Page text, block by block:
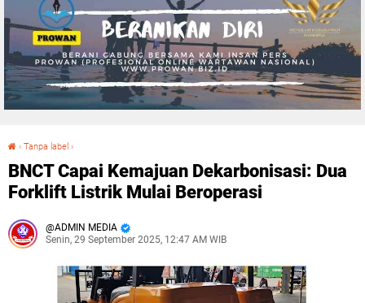
› Tanpa label ›
BNCT Capai Kemajuan Dekarbonisasi: Dua
Forklift Listrik Mulai Beroperasi
ADMIN MEDIA
Senin, 29 September 2025, 12:47 AM WIB